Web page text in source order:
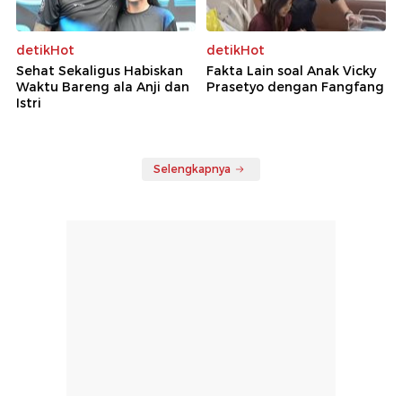
detikHot
Sehat Sekaligus Habiskan
Waktu Bareng ala Anji dan
Istri
detikHot
Fakta Lain soal Anak Vicky
Prasetyo dengan Fangfang
Selengkapnya